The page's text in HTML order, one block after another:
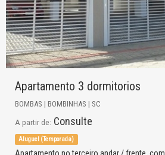
Apartamento 3 dormitorios
BOMBAS | BOMBINHAS | SC
A partir de: Consulte
Aluguel (Temporada)